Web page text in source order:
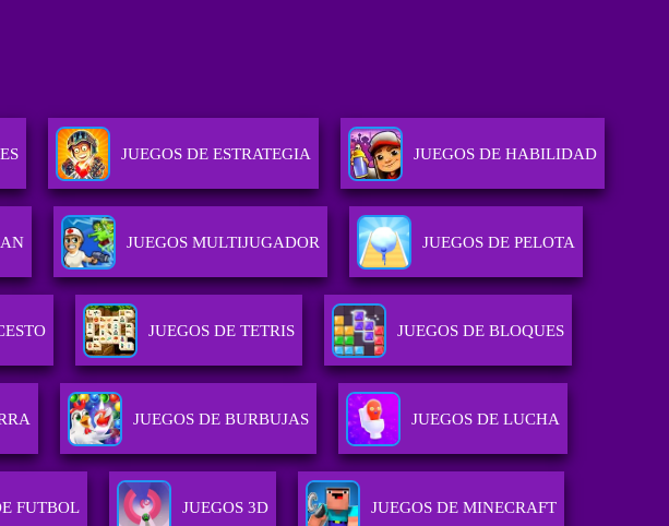
JUEGOS DE ESTRATEGIA JUEGOS DE HABILIDAD
JUEGOS MULTIJUGADOR JUEGOS DE PELOTA
JUEGOS DE TETRIS JUEGOS DE BLOQUES
JUEGOS DE BURBUJAS JUEGOS DE LUCHA
FUTBOL JUEGOS 3D JUEGOS DE MINECRAFT